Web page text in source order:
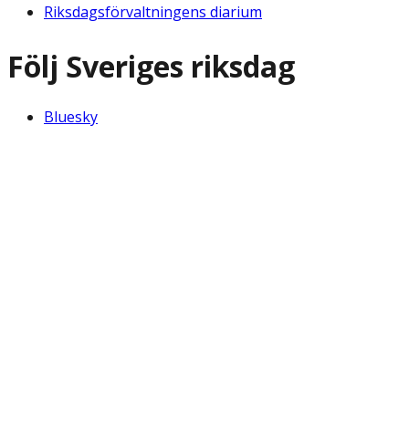
Riksdagsförvaltningens diarium
Följ Sveriges riksdag
Bluesky